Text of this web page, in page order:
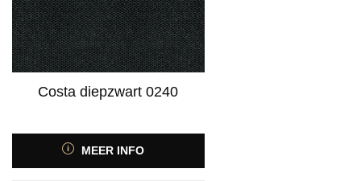
Product Kleurspectrum
Product Motief
Costa diepzwart 0240
MEER INFO